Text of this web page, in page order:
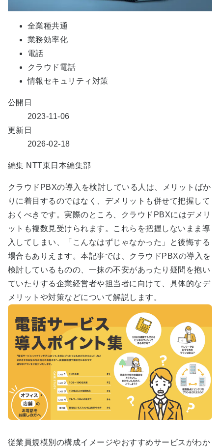
全業種共通
業務効率化
電話
クラウド電話
情報セキュリティ対策
公開日
2023-11-06
更新日
2026-02-18
編集 NTT東日本編集部
クラウドPBXの導入を検討している人は、メリットばか
りに着目するのではなく、デメリットも併せて把握して
おくべきです。実際のところ、クラウドPBXにはデメリ
ットも複数見受けられます。これらを把握しないまま導
入してしまい、「こんなはずじゃなかった」と後悔する
場合もありえます。本記事では、クラウドPBXの導入を
検討しているものの、一抹の不安があったり疑問を抱い
ていたりする企業経営者や担当者に向けて、具体的なデ
メリットや対策などについて解説します。
従業員規模別の構成イメージやおすすめサービスがわか